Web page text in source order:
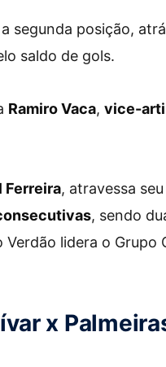
segunda posição,
saldo de gols.
Ramiro Vaca, vice-
Ferreira, atravessa
, sendo
Verdão lidera o Grupo
x